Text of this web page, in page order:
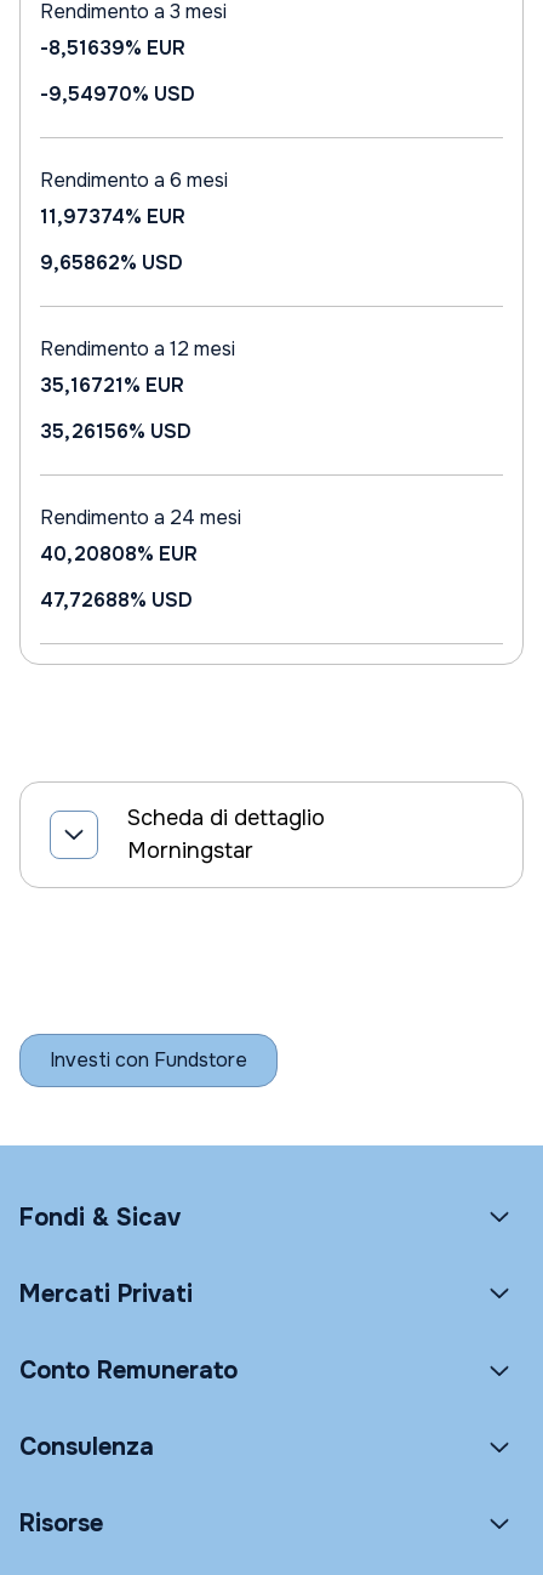
Rendimento a 3 mesi
-8,51639% EUR
-9,54970% USD
Rendimento a 6 mesi
11,97374% EUR
9,65862% USD
Rendimento a 12 mesi
35,16721% EUR
35,26156% USD
Rendimento a 24 mesi
40,20808% EUR
47,72688% USD
Scheda di dettaglio
Morningstar
Investi con Fundstore
Fondi & Sicav
Mercati Privati
Conto Remunerato
Consulenza
Risorse